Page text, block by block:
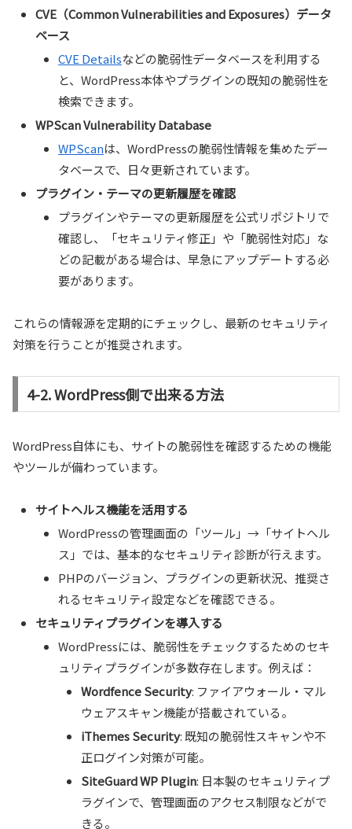
CVE（Common Vulnerabilities and Exposures）データ
ベース
CVE Detailsなどの脆弱性データベースを利用する
と、WordPress本体やプラグインの既知の脆弱性を
検索できます。
WPScan Vulnerability Database
WPScanは、WordPressの脆弱性情報を集めたデー
タベースで、日々更新されています。
プラグイン・テーマの更新履歴を確認
プラグインやテーマの更新履歴を公式リポジトリで
確認し、「セキュリティ修正」や「脆弱性対応」な
どの記載がある場合は、早急にアップデートする必
要があります。
これらの情報源を定期的にチェックし、最新のセキュリティ
対策を行うことが推奨されます。
4-2. WordPress側で出来る方法
WordPress自体にも、サイトの脆弱性を確認するための機能
やツールが備わっています。
サイトヘルス機能を活用する
WordPressの管理画面の「ツール」→「サイトヘル
ス」では、基本的なセキュリティ診断が行えます。
PHPのバージョン、プラグインの更新状況、推奨さ
れるセキュリティ設定などを確認できる。
セキュリティプラグインを導入する
WordPressには、脆弱性をチェックするためのセキ
ュリティプラグインが多数存在します。例えば：
Wordfence Security: ファイアウォール・マル
ウェアスキャン機能が搭載されている。
iThemes Security: 既知の脆弱性スキャンや不
正ログイン対策が可能。
SiteGuard WP Plugin: 日本製のセキュリティプ
ラグインで、管理画面のアクセス制限などがで
きる。